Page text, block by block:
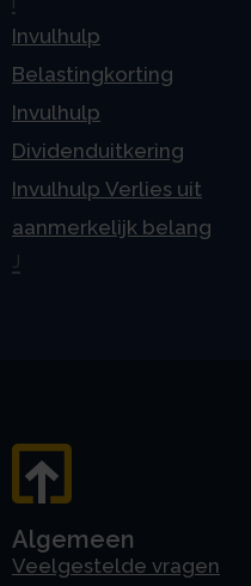
Invulhulp
Belastingkorting
Invulhulp
Dividenduitkering
Invulhulp Verlies uit
aanmerkelijk belang
Algemeen
Veelgestelde vragen